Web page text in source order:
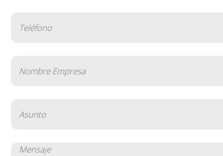
(Obligatorio)
Empresa
(Obligatorio)
Mensaje